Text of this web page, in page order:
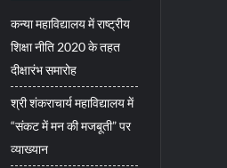
कन्या महाविद्यालय में राष्ट्रीय
शिक्षा नीति 2020 के तहत
दीक्षारंभ समारोह
श्री शंकराचार्य महाविद्यालय में
“संकट में मन की मजबूती” पर
व्याख्यान